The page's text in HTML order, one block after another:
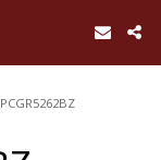
PCGR5262BZ